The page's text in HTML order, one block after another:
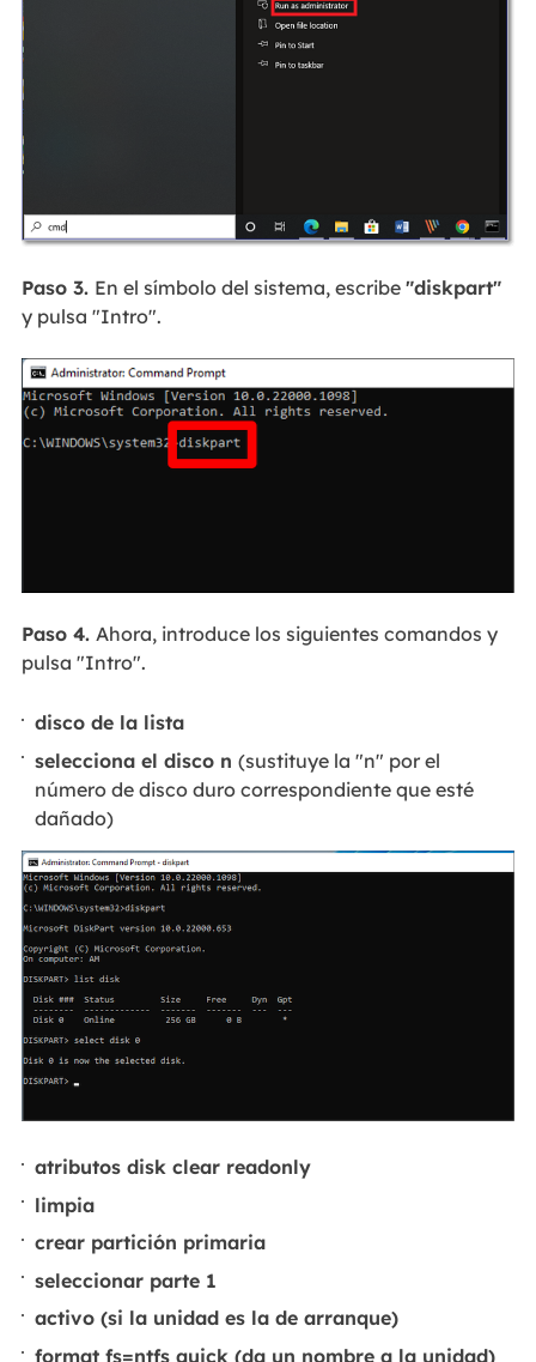
Paso 3. En el símbolo del sistema, escribe "diskpart"
y pulsa "Intro".
Paso 4. Ahora, introduce los siguientes comandos y
pulsa "Intro".
disco de la lista
selecciona el disco n(sustituye la "n" por el
número de disco duro correspondiente que esté
dañado)
atributos disk clear readonly
limpia
crear partición primaria
seleccionar parte 1
activo (si la unidad es la de arranque)
format fs=ntfs quick (da un nombre a la unidad)